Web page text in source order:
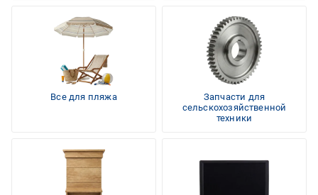
Все для пляжа
Запчасти для
сельскохозяйственной
техники